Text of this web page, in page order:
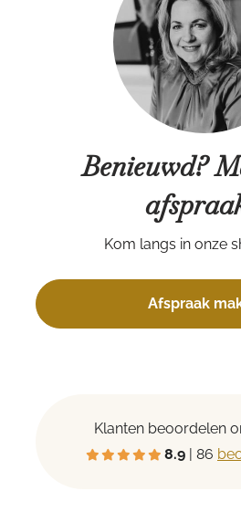
Benieuwd?
Kom langs in onze
Afspraak
Klanten beoordelen
8.9 | 86